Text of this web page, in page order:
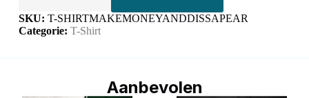
SKU: T-SHIRTMAKEMONEYANDDISSAPEAR
Categorie: T-Shirt
Aanbevolen